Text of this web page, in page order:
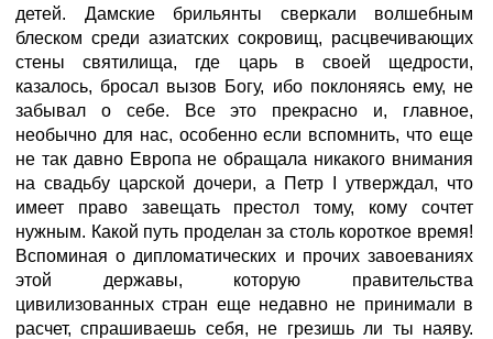
детей. Дамские брильянты сверкали волшебным
блеском среди азиатских сокровищ, расцвечивающих
стены святилища, где царь в своей щедрости,
казалось, бросал вызов Богу, ибо поклоняясь ему, не
забывал о себе. Все это прекрасно и, главное,
необычно для нас, особенно если вспомнить, что еще
не так давно Европа не обращала никакого внимания
на свадьбу царской дочери, а Петр I утверждал, что
имеет право завещать престол тому, кому сочтет
нужным. Какой путь проделан за столь короткое время!
Вспоминая о дипломатических и прочих завоеваниях
этой державы, которую правительства
цивилизованных стран еще недавно не принимали в
расчет, спрашиваешь себя, не грезишь ли ты наяву.